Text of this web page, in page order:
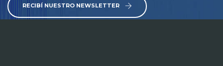
RECIBÍ NUESTRO NEWSLETTER